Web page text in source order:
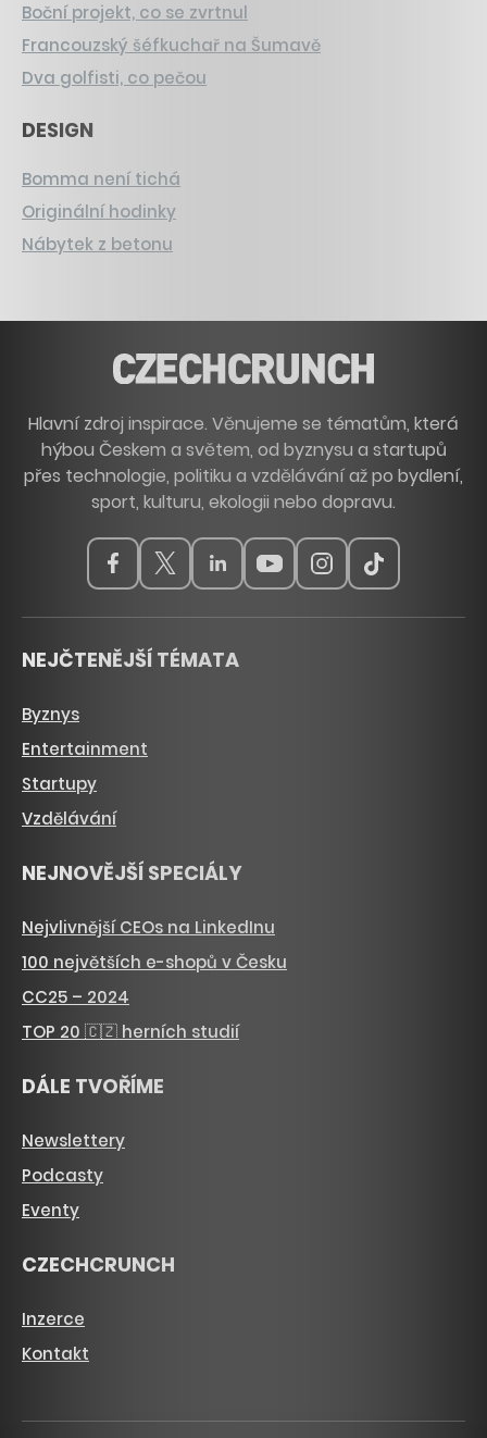
Boční projekt, co se zvrtnul
Francouzský šéfkuchař na Šumavě
Dva golfisti, co pečou
DESIGN
Bomma není tichá
Originální hodinky
Nábytek z betonu
Hlavní zdroj inspirace. Věnujeme se tématům, která
hýbou Českem a světem, od byznysu a startupů
přes technologie, politiku a vzdělávání až po bydlení,
sport, kulturu, ekologii nebo dopravu.
NEJČTENĚJŠÍ TÉMATA
Byznys
Entertainment
Startupy
Vzdělávání
NEJNOVĚJŠÍ SPECIÁLY
Nejvlivnější CEOs na LinkedInu
100 největších e-shopů v Česku
CC25 – 2024
TOP 20 🇨🇿 herních studií
DÁLE TVOŘÍME
Newslettery
Podcasty
Eventy
CZECHCRUNCH
Inzerce
Kontakt